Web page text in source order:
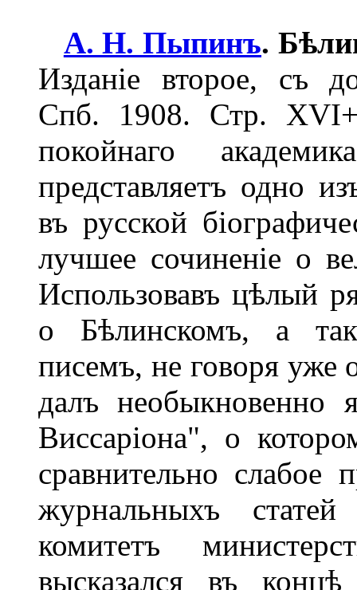
А. Н. Пыпинъ.
Изданіе второе, съ
Спб. 1908. Стр.
покойнаго
представляетъ одно
въ русской
лучшее сочиненіе о
Использовавъ цѣлый
о Бѣлинскомъ, а
писемъ, не говоря уже
далъ необыкновенно
Виссаріона", о
сравнительно слабое
журнальныхъ
комитетъ
высказался въ